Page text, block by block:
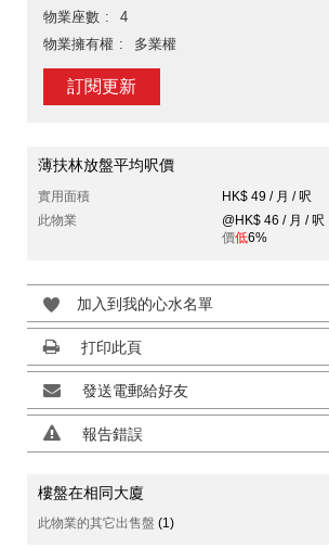
物業座數
4
物業擁有權
多業權
訂閱更新
薄扶林放盤平均呎價
實用面積
HK$ 49 / 月 / 呎
此物業
@HK$ 46 / 月 / 呎
價低6%
加入到我的心水名單
打印此頁
發送電郵給好友
報告錯誤
樓盤在相同大廈
此物業的其它出售盤 (1)